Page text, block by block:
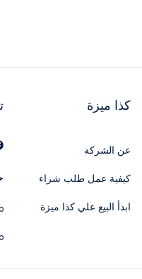
كذا ميزة
عن الشركة
كيفية عمل طلب شراء
ابدأ البيع علي كذا ميزة